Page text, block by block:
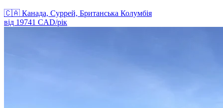
🇨🇦 Канада, Суррей, Британська Колумбія
від 19741 CAD/рік